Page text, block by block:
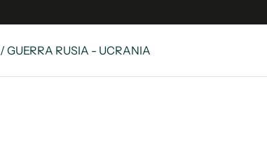
/ GUERRA RUSIA - UCRANIA